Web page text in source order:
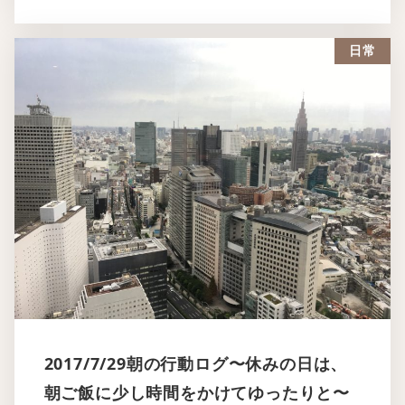
日常
2017/7/29朝の行動ログ〜休みの日は、
朝ご飯に少し時間をかけてゆったりと〜